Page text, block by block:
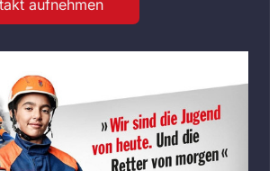
aufnehmen